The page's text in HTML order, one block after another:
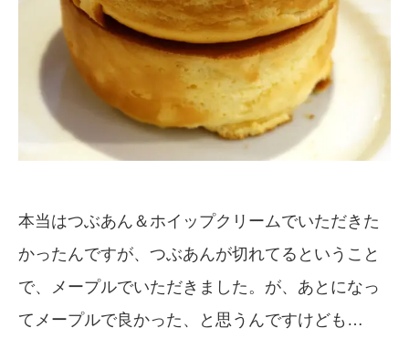
本当はつぶあん＆ホイップクリームでいただきた
かったんですが、つぶあんが切れてるということ
で、メープルでいただきました。が、あとになっ
てメープルで良かった、と思うんですけども…